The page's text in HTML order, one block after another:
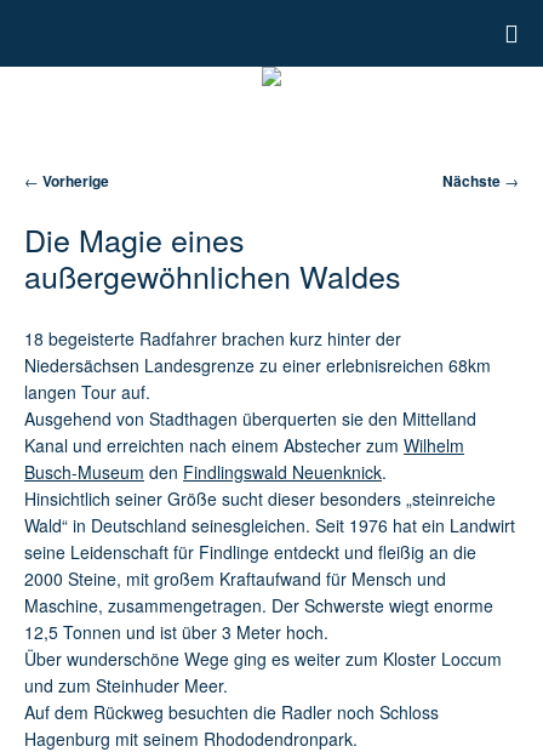
Artikelnavigation
← Vorherige Nächste →
Die Magie eines
außergewöhnlichen Waldes
18 begeisterte Radfahrer brachen kurz hinter der
Niedersächsen Landesgrenze zu einer erlebnisreichen 68km
langen Tour auf.
Ausgehend von Stadthagen überquerten sie den Mittelland
Kanal und erreichten nach einem Abstecher zum Wilhelm
Busch-Museum den Findlingswald Neuenknick.
Hinsichtlich seiner Größe sucht dieser besonders „steinreiche
Wald“ in Deutschland seinesgleichen. Seit 1976 hat ein Landwirt
seine Leidenschaft für Findlinge entdeckt und fleißig an die
2000 Steine, mit großem Kraftaufwand für Mensch und
Maschine, zusammengetragen. Der Schwerste wiegt enorme
12,5 Tonnen und ist über 3 Meter hoch.
Über wunderschöne Wege ging es weiter zum Kloster Loccum
und zum Steinhuder Meer.
Auf dem Rückweg besuchten die Radler noch Schloss
Hagenburg mit seinem Rhododendronpark.